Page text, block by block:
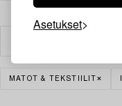
Asetukset
MATOT & TEKSTIILIT